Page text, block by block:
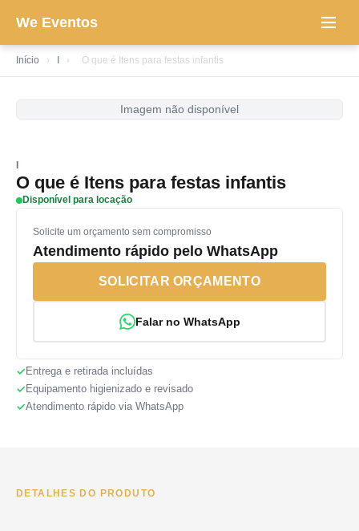
We Eventos
Início › › O que é Itens para festas infantis
Imagem não disponível
O que é Itens para festas infantis
Disponível para locação
Solicite um orçamento sem compromisso
Atendimento rápido pelo WhatsApp
SOLICITAR ORÇAMENTO
Falar no WhatsApp
Entrega e retirada incluídas
Equipamento higienizado e revisado
Atendimento rápido via WhatsApp
DETALHES DO PRODUTO